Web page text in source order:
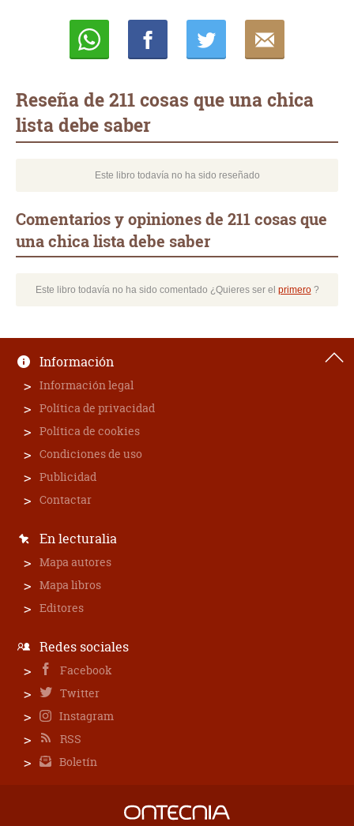
Reseña de 211 cosas que una chica
lista debe saber
Este libro todavía no ha sido reseñado
Comentarios y opiniones de 211 cosas que
una chica lista debe saber
Este libro todavía no ha sido comentado ¿Quieres ser el primero?
Información
Información legal
Política de privacidad
Política de cookies
Condiciones de uso
Publicidad
Contactar
En lecturalia
Mapa autores
Mapa libros
Editores
Redes sociales
Facebook
Twitter
Instagram
RSS
Boletín